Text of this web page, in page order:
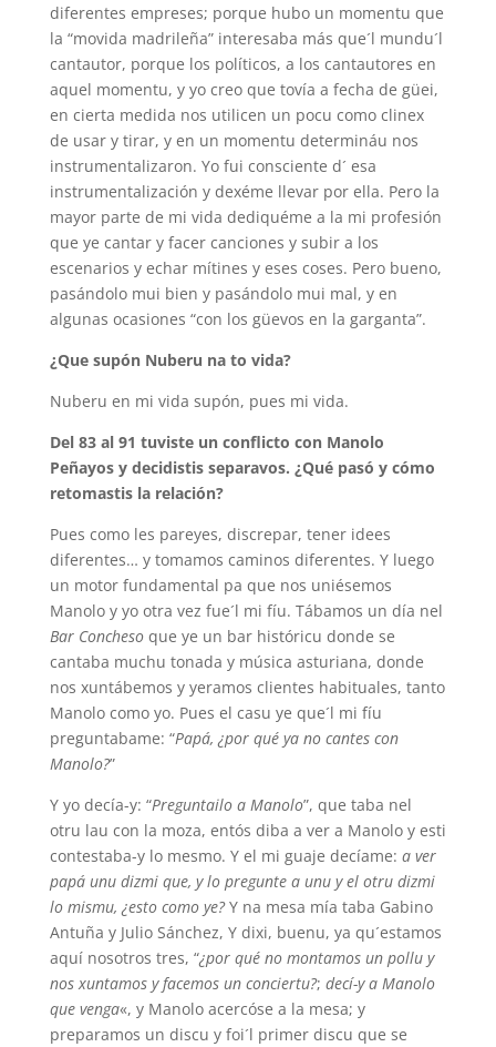
diferentes empreses; porque hubo un momentu que
la “movida madrileña” interesaba más que´l mundu´l
cantautor, porque los políticos, a los cantautores en
aquel momentu, y yo creo que tovía a fecha de güei,
en cierta medida nos utilicen un pocu como clinex
de usar y tirar, y en un momentu determináu nos
instrumentalizaron. Yo fui consciente d´ esa
instrumentalización y dexéme llevar por ella. Pero la
mayor parte de mi vida dediquéme a la mi profesión
que ye cantar y facer canciones y subir a los
escenarios y echar mítines y eses coses. Pero bueno,
pasándolo mui bien y pasándolo mui mal, y en
algunas ocasiones “con los güevos en la garganta”.
¿Que supón Nuberu na to vida?
Nuberu en mi vida supón, pues mi vida.
Del 83 al 91 tuviste un conflicto con Manolo
Peñayos y decidistis separavos. ¿Qué pasó y cómo
retomastis la relación?
Pues como les pareyes, discrepar, tener idees
diferentes… y tomamos caminos diferentes. Y luego
un motor fundamental pa que nos uniésemos
Manolo y yo otra vez fue´l mi fíu. Tábamos un día nel
Bar Conchesoque ye un bar históricu donde se
cantaba muchu tonada y música asturiana, donde
nos xuntábemos y yeramos clientes habituales, tanto
Manolo como yo. Pues el casu ye que´l mi fíu
preguntabame: “Papá, ¿por qué ya no cantes con
Manolo?”
Y yo decía-y: “Preguntailo a Manolo”, que taba nel
otru lau con la moza, entós diba a ver a Manolo y esti
contestaba-y lo mesmo. Y el mi guaje decíame: a ver
papá unu dizmi que, y lo pregunte a unu y el otru dizmi
lo mismu, ¿esto como ye?Y na mesa mía taba Gabino
Antuña y Julio Sánchez, Y dixi, buenu, ya qu´estamos
aquí nosotros tres, “¿por qué no montamos un pollu y
nos xuntamos y facemos un conciertu?; decí-y a Manolo
que venga«, y Manolo acercóse a la mesa; y
preparamos un discu y foi´l primer discu que se